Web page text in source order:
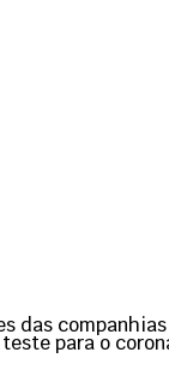
das
para o